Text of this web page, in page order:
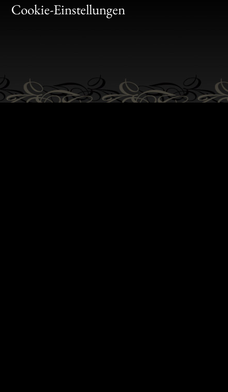
Cookie-Einstellungen